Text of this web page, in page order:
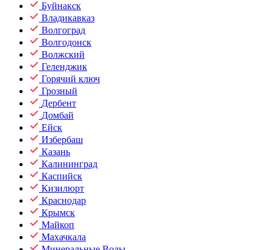
Буйнакск
Владикавказ
Волгоград
Волгодонск
Волжский
Геленджик
Горячий ключ
Грозный
Дербент
Домбай
Ейск
Избербаш
Казань
Калининград
Каспийск
Кизилюрт
Краснодар
Крымск
Майкоп
Махачкала